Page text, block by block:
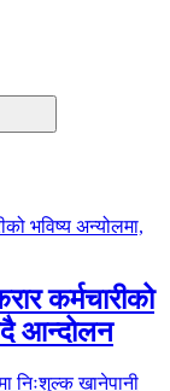
कर्मचारीको
आन्दोलन